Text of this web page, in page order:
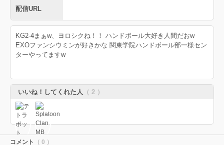
配信URL
KG2-4まぁw、ヨロシクね！！ ハンドボール大好き人間だおw
EXOファンシウミンが好きかな 関東学院ハンドボール部一様セン
ターやってますw
いいね！してくれた人 （ 2 ）
コメント （ 0 ）